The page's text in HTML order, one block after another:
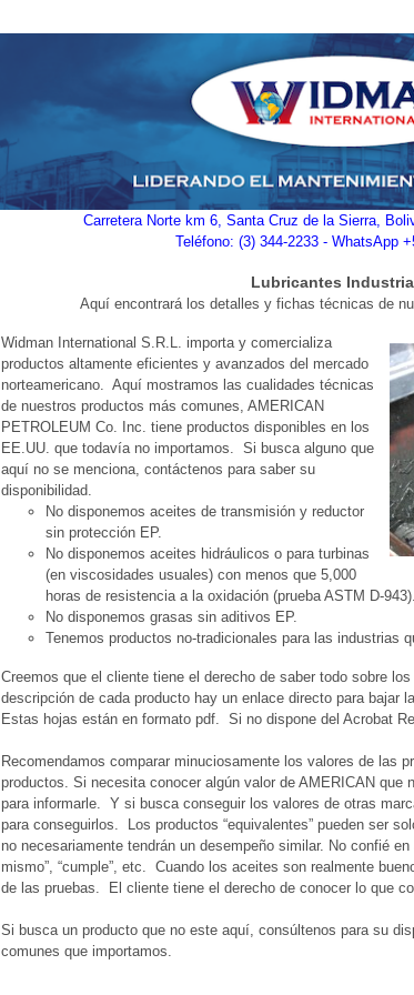
Carretera Norte km 6, Santa Cruz de la Sierra,
Teléfono: (3) 344-2233 - WhatsApp
Lubricantes
Aquí encontrará los detalles y fichas técnicas de
Widman International S.R.L. importa y comercializa
productos altamente eficientes y avanzados del mercado
norteamericano. Aquí mostramos las cualidades técnicas
de nuestros productos más comunes, AMERICAN
PETROLEUM Co. Inc. tiene productos disponibles en los
EE.UU. que todavía no importamos. Si busca alguno que
aquí no se menciona, contáctenos para saber su
disponibilidad.
No disponemos aceites de transmisión y reductor
sin protección EP.
No disponemos aceites hidráulicos o para turbinas
(en viscosidades usuales) con menos que 5,000
horas de resistencia a la oxidación (prueba ASTM D-943).
No disponemos grasas sin aditivos EP.
Tenemos productos no-tradicionales para las industrias
Creemos que el cliente tiene el derecho de saber todo sobre
descripción de cada producto hay un enlace directo para bajar
Estas hojas están en formato pdf. Si no dispone del Acrobat
Recomendamos comparar minuciosamente los valores de las
productos. Si necesita conocer algún valor de AMERICAN que
para informarle. Y si busca conseguir los valores de otras
para conseguirlos. Los productos “equivalentes” pueden ser
no necesariamente tendrán un desempeño similar. No confié
mismo”, “cumple”, etc. Cuando los aceites son realmente
de las pruebas. El cliente tiene el derecho de conocer lo que
Si busca un producto que no este aquí, consúltenos para su
comunes que importamos.